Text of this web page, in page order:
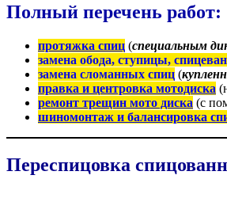
Полный перечень работ:
протяжка спиц (специальным
замена обода, ступицы,
замена сломанных спиц (
правка и центровка мотодиска
ремонт трещин мото диска (с
шиномонтаж и балансировка
Переспицовка